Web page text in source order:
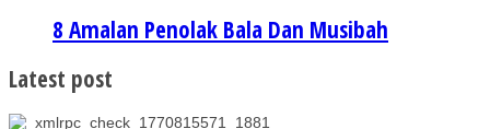
8 Amalan Penolak Bala Dan Musibah
Latest post